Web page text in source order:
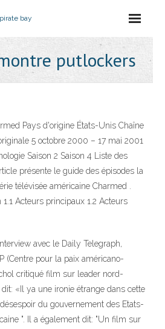
bay
putlockers
Pays d'origine États-Unis Chaîne
5 octobre 2000 – 17 mai 2001
Saison 2 Saison 4 Liste des
présente le guide des épisodes la
télévisée américaine Charmed .
Acteurs principaux 1.2 Acteurs
avec le Daily Telegraph,
(Centre pour la paix américano-
critiqué film sur leader nord-
«Il ya une ironie étrange dans cette
du gouvernement des Etats-
". Il a également dit: "Un film sur